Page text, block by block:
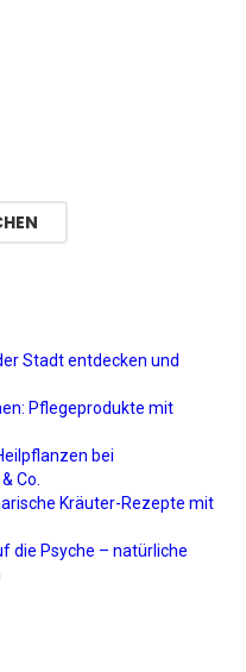
Stadt entdecken und
Pflegeprodukte mit
bei
Co.
Kräuter-Rezepte mit
die Psyche – natürliche